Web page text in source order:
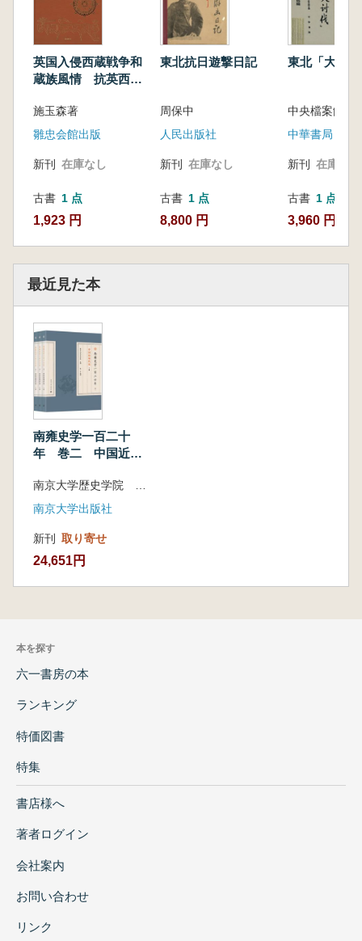
英国入侵西蔵戦争和
蔵族風情 抗英西蔵
施玉森著
雛忠会館出版
新刊 在庫なし
古書 1 点
1,923 円
東北抗日遊撃日記
周保中
人民出版社
新刊 在庫なし
古書 1 点
8,800 円
東北「大討
中華書局
新刊 在庫なし
古書 1 点
3,960 円
最近見た本
南雍史学一百二十
年 巻二 中国近現
南京大学出版社
新刊 取り寄せ
24,651円
本を探す
六一書房の本
ランキング
特価図書
特集
書店様へ
著者ログイン
会社案内
お問い合わせ
リンク